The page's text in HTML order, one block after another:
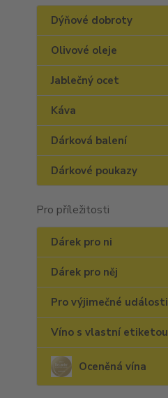
Dýňové dobroty
Olivové oleje
Jablečný ocet
Káva
Dárková balení
Dárkové poukazy
Pro příležitosti
Dárek pro ni
Dárek pro něj
Pro výjimečné události
Víno s vlastní etiketou
Oceněná vína